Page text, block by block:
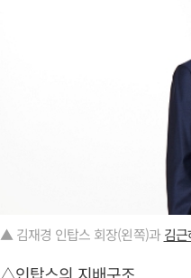
▲ 김재경 인탑스 회장(왼쪽)과 김